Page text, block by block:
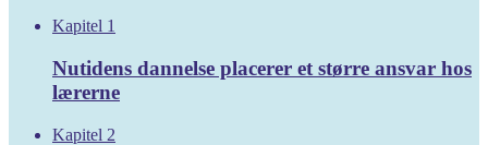
Kapitel 1
Nutidens dannelse placerer et større ansvar hos
lærerne
Kapitel 2